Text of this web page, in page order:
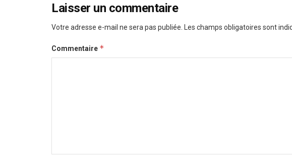
Laisser un commentaire
Votre adresse e-mail ne sera pas publiée. Les champs obligatoires sont
Commentaire *